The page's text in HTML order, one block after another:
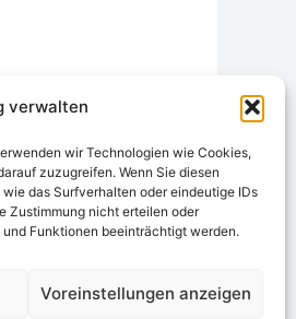
verwalten
wir Technologien wie Cookies,
zuzugreifen. Wenn Sie diesen
das Surfverhalten oder eindeutige IDs
Zustimmung nicht erteilen oder
Funktionen beeinträchtigt werden.
Voreinstellungen anzeigen
Datenschutzerklärung